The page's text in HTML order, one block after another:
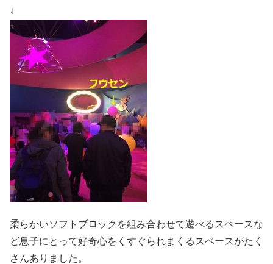
↓
柔らかいソフトブロックを組み合わせて遊べるスペースな
ど息子にとって好奇心をくすぐられまくるスペースがたく
さんありました。